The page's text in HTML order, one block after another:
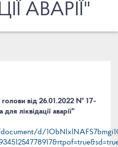
АВАРІЇ"
від 26.01.2022 № 17-
ліквідації аварії"
d/